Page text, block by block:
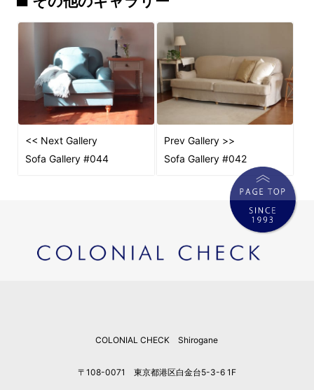
<< Next Gallery
Sofa Gallery #044
Prev Gallery >>
Sofa Gallery #042
COLONIAL CHECK Shirogane
〒108-0071 東京都港区白金台5-3-6 1F